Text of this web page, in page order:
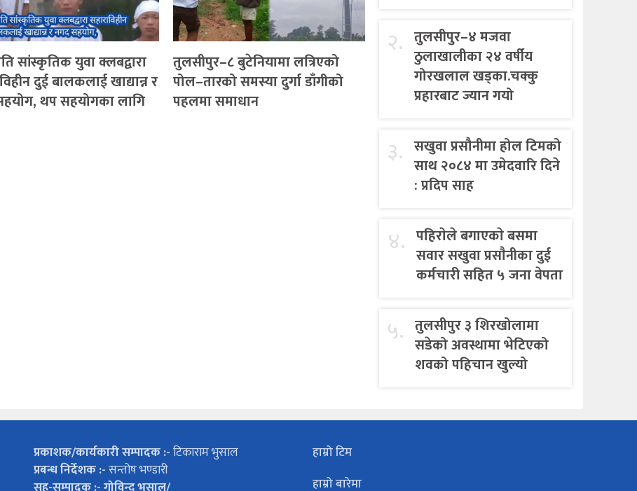
सांस्कृतिक युवा क्लबद्वारा
दुई बालकलाई खाद्यान्न र
थप सहयोगका लागि
तुलसीपुर–८ बुटेनियामा लत्रिएको
पोल–तारको समस्या दुर्गा डाँगीको
पहलमा समाधान
२. तुलसीपुर–४ मजवा
ठुलाखालीका २४ वर्षीय
गोरखलाल खड्का.चक्कु
प्रहारबाट ज्यान गयो
३. सखुवा प्रसौनीमा होल टिमको
साथ २०८४ मा उमेदवारि दिने
: प्रदिप साह
४. पहिराेले बगाएकाे बसमा
सवार सखुवा प्रसाैनीका दुई
कर्मचारी सहित ५ जना वेपता
५. तुलसीपुर ३ शिरखोलामा
सडेको अवस्थामा भेटिएको
शवको पहिचान खुल्यो
प्रकाशक/कार्यकारी सम्पादक :-टिकाराम भुसाल
प्रबन्ध निर्देशक :-सन्तोष भण्डारी
हाम्रो टिम
हाम्रो बारेमा